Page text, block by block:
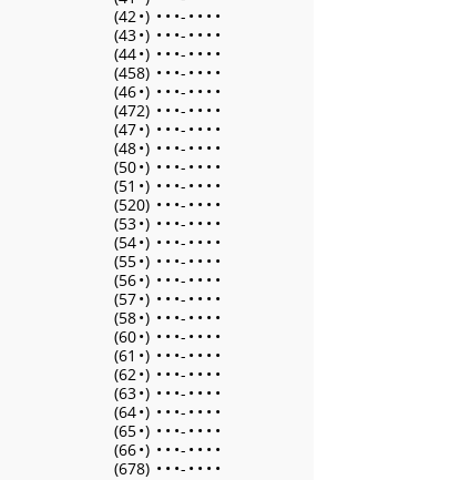
(42•) • • •- • • • •
(43•) • • •- • • • •
(44•) • • •- • • • •
(458) • • •- • • • •
(46•) • • •- • • • •
(472) • • •- • • • •
(47•) • • •- • • • •
(48•) • • •- • • • •
(50•) • • •- • • • •
(51 •) • • •- • • • •
(520) • • •- • • • •
(53•) • • •- • • • •
(54•) • • •- • • • •
(55•) • • •- • • • •
(56•) • • •- • • • •
(57•) • • •- • • • •
(58•) • • •- • • • •
(60•) • • •- • • • •
(61 •) • • •- • • • •
(62•) • • •- • • • •
(63•) • • •- • • • •
(64•) • • •- • • • •
(65•) • • •- • • • •
(66•) • • •- • • • •
(678) • • •- • • • •